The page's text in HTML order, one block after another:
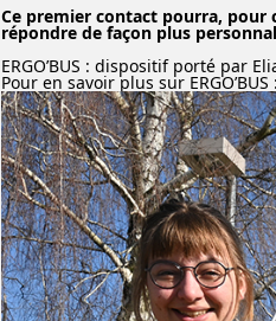
Ce premier contact pourra,
répondre de façon plus
ERGO’BUS : dispositif porté par
Pour en savoir plus sur ERGO’BUS :